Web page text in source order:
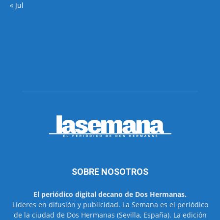
« Jul
SOBRE NOSOTROS
El periódico digital decano de Dos Hermanas.
Líderes en difusión y publicidad. La Semana es el periódico
de la ciudad de Dos Hermanas (Sevilla, España). La edición